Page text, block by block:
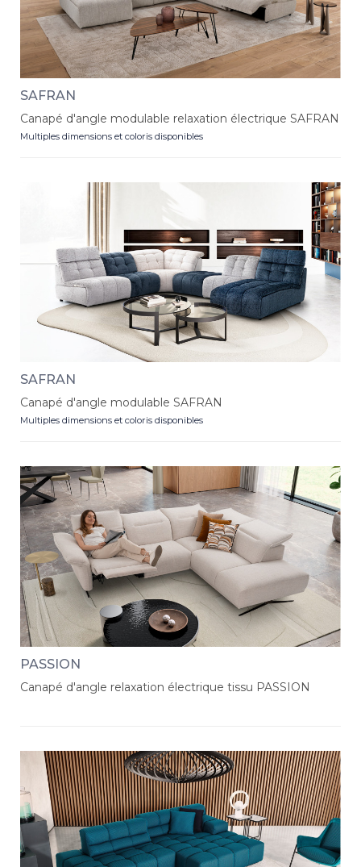
SAFRAN
Canapé d'angle modulable relaxation électrique SAFRAN
Multiples dimensions et coloris disponibles
SAFRAN
Canapé d'angle modulable SAFRAN
Multiples dimensions et coloris disponibles
PASSION
Canapé d'angle relaxation électrique tissu PASSION